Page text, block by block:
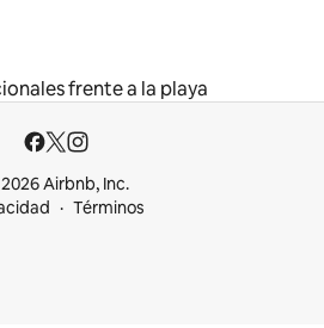
frente a la playa
Airbnb, Inc.
Términos